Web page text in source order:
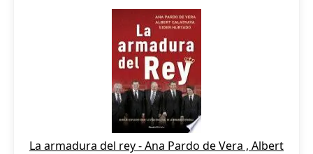
La armadura del rey - Ana Pardo de Vera , Albert